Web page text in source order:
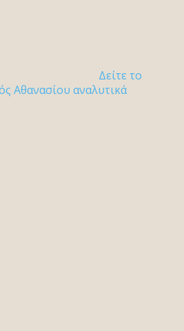
Δείτε το
Αθανασίου αναλυτικά